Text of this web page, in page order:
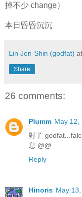
掉不少 change）
本日昏昏沉沉
Lin Jen-Shin (godfat) at
Share
26 comments:
Plumm May 12,
對了
息 @@
Reply
Hinoris May